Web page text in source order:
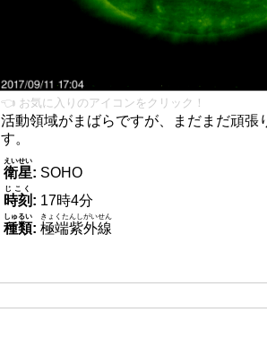
👈 お気に入りのアイコンをクリック！
活動領域がまばらですが、まだまだ頑張
す。
衛星
えいせい
: SOHO
時刻
じこく
: 17時4分
種類
しゅるい
: 極端紫外線
きょくたんしがいせん